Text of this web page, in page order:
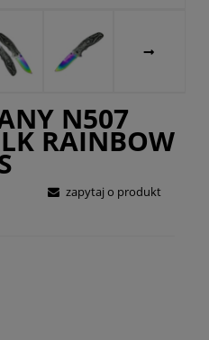
N507
RAINBOW
zapytaj o produkt